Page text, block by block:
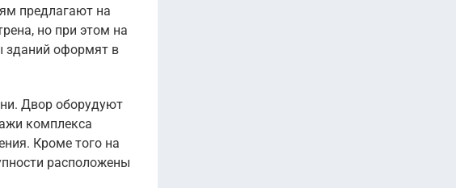
предлагают на
но при этом на
зданий оформят в
Двор оборудуют
комплекса
Кроме того на
расположены